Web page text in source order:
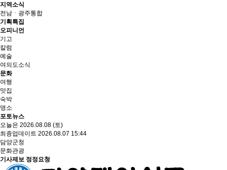
지역소식
전남ㆍ광주통합
기획특집
오피니언
기고
칼럼
예술
여의도소식
문화
여행
맛집
숙박
명소
포토뉴스
오늘은 2026.08.08 (토)
최종업데이트 2026.08.07 15:44
담양군청
문화관광
기사제보 정정요청